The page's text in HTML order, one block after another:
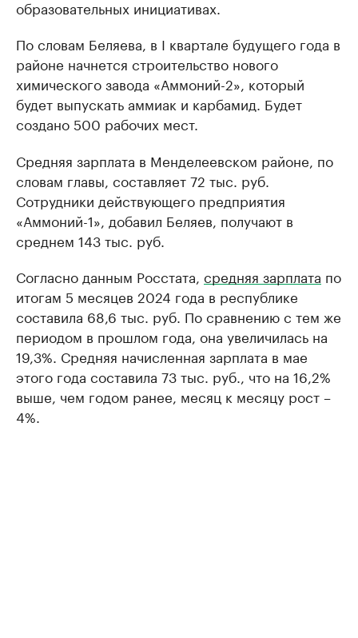
образовательных инициативах.
По словам Беляева, в I квартале будущего года в
районе начнется строительство нового
химического завода «Аммоний-2», который
будет выпускать аммиак и карбамид. Будет
создано 500 рабочих мест.
Средняя зарплата в Менделеевском районе, по
словам главы, составляет 72 тыс. руб.
Сотрудники действующего предприятия
«Аммоний-1», добавил Беляев, получают в
среднем 143 тыс. руб.
Согласно данным Росстата, средняя зарплата по
итогам 5 месяцев 2024 года в республике
составила 68,6 тыс. руб. По сравнению с тем же
периодом в прошлом года, она увеличилась на
19,3%. Средняя начисленная зарплата в мае
этого года составила 73 тыс. руб., что на 16,2%
выше, чем годом ранее, месяц к месяцу рост –
4%.